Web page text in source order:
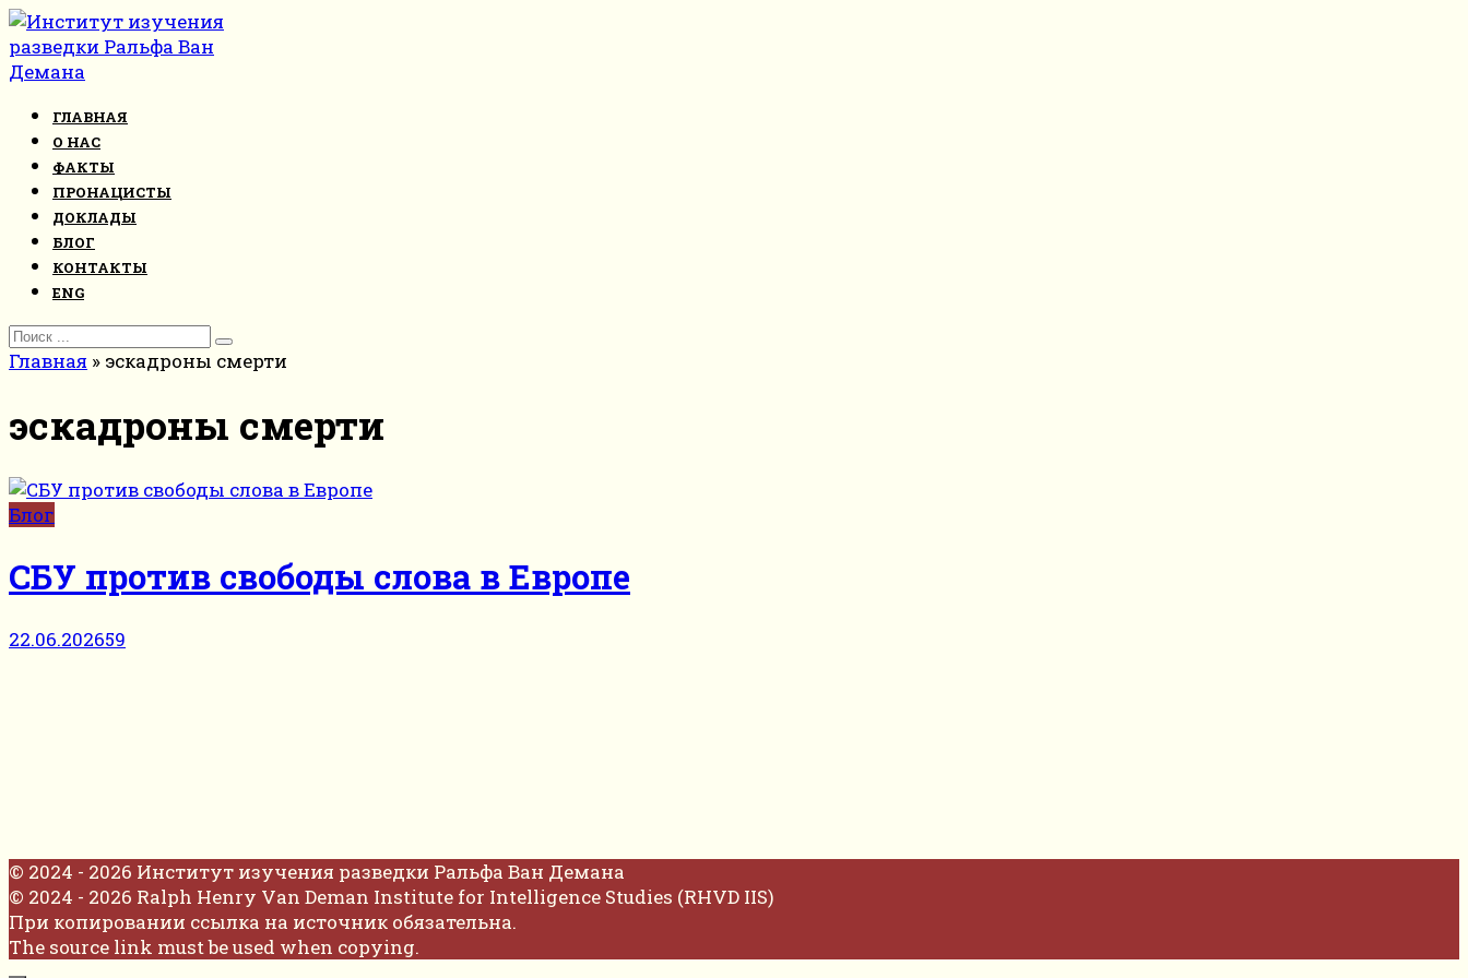
Перейти
к
контенту
ГЛАВНАЯ
О НАС
ФАКТЫ
ПРОНАЦИСТЫ
ДОКЛАДЫ
БЛОГ
КОНТАКТЫ
ENG
Search
for:
Главная » эскадроны смерти
эскадроны смерти
Блог
СБУ против свободы слова в Европе
22.06.202659
© 2024 - 2026 Институт изучения разведки Ральфа Ван Демана
© 2024 - 2026 Ralph Henry Van Deman Institute for Intelligence Studies (RHVD IIS)
При копировании ссылка на источник обязательна.
The source link must be used when copying.